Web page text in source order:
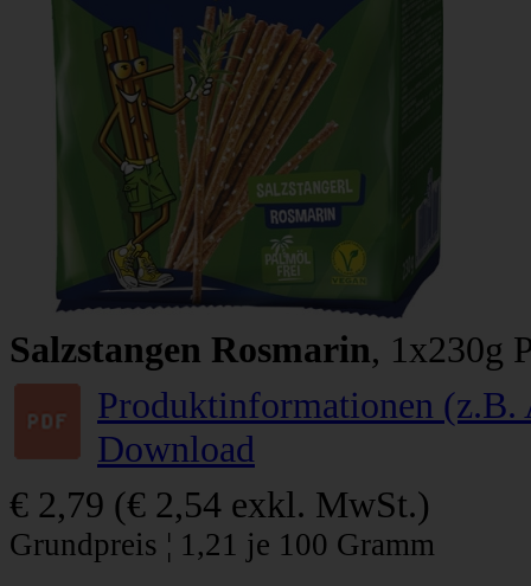
Salzstangen Rosmarin, 1x230g
Produktinformationen
Download
€ 2,79 (€ 2,54 exkl. MwSt.)
Grundpreis ¦ 1,21 je 100 Gramm